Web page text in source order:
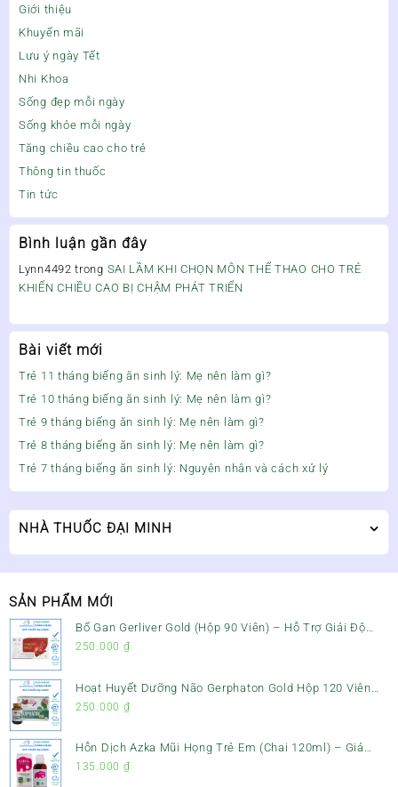
Giới thiệu
Khuyến mãi
Lưu ý ngày Tết
Nhi Khoa
Sống đẹp mỗi ngày
Sống khỏe mỗi ngày
Tăng chiều cao cho trẻ
Thông tin thuốc
Tin tức
Bình luận gần đây
Lynn4492 trong SAI LẦM KHI CHỌN MÔN THỂ THAO CHO TRẺ
KHIẾN CHIỀU CAO BỊ CHẬM PHÁT TRIỂN
Bài viết mới
Trẻ 11 tháng biếng ăn sinh lý: Mẹ nên làm gì?
Trẻ 10 tháng biếng ăn sinh lý: Mẹ nên làm gì?
Trẻ 9 tháng biếng ăn sinh lý: Mẹ nên làm gì?
Trẻ 8 tháng biếng ăn sinh lý: Mẹ nên làm gì?
Trẻ 7 tháng biếng ăn sinh lý: Nguyên nhân và cách xử lý
NHÀ THUỐC ĐẠI MINH
SẢN PHẨM MỚI
Bổ Gan Gerliver Gold (Hộp 90 Viên) – Hỗ Trợ Giải Độc
Gan, Mát Gan & Bảo Vệ Gan
250.000 ₫
Hoạt Huyết Dưỡng Não Gerphaton Gold Hộp 120 Viên
– Giảm Đau Đầu, Hoa Mắt, Chóng Mặt & Rối Loạn Tiền
250.000 ₫
Hỗn Dịch Azka Mũi Họng Trẻ Em (Chai 120ml) – Giảm
Ho, Tiêu Đờm & Đau Rát Họng
135.000 ₫